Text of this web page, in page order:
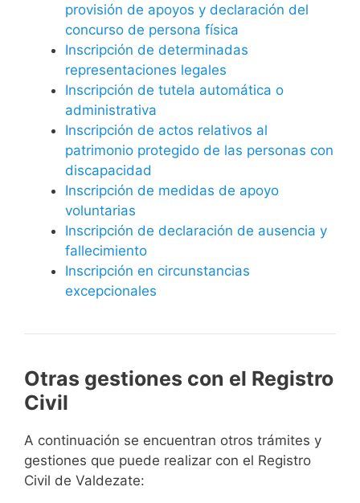
provisión de apoyos y declaración del
concurso de persona física
Inscripción de determinadas
representaciones legales
Inscripción de tutela automática o
administrativa
Inscripción de actos relativos al
patrimonio protegido de las personas con
discapacidad
Inscripción de medidas de apoyo
voluntarias
Inscripción de declaración de ausencia y
fallecimiento
Inscripción en circunstancias
excepcionales
Otras gestiones con el Registro
Civil
A continuación se encuentran otros trámites y
gestiones que puede realizar con el Registro
Civil de Valdezate: